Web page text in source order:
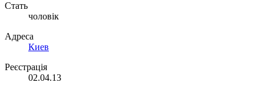
Стать
чоловік
Адреса
Киев
Реєстрація
02.04.13